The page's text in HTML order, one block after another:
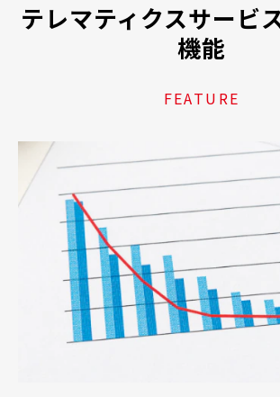
テレマティクスサービ
機能
FEATURE